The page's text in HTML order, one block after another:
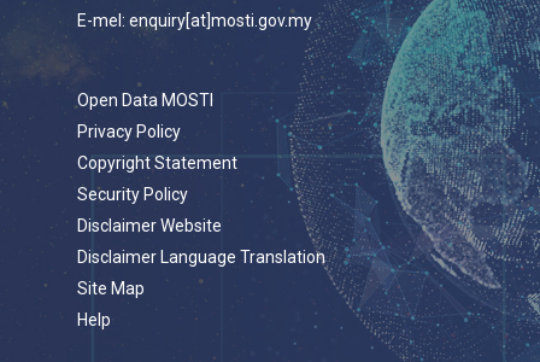
E-mel: enquiry[at]mosti.gov.my
Open Data MOSTI
Privacy Policy
Copyright Statement
Security Policy
Disclaimer Website
Disclaimer Language Translation
Site Map
Help